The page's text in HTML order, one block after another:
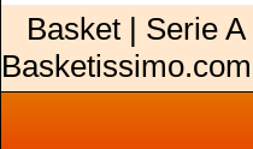
Basket | Serie
Basketissimo.com